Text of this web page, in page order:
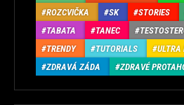
ROZCVIČKA
SK STORIES
TABATA
TANEC
TRENDY
TUTORIALS ULTRA
ZDRAVÁ ZÁDA
ZDRAVÉ